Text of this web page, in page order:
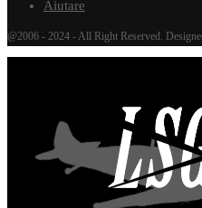
Aiutare
@2006 - 2024 - All Right Reserved.